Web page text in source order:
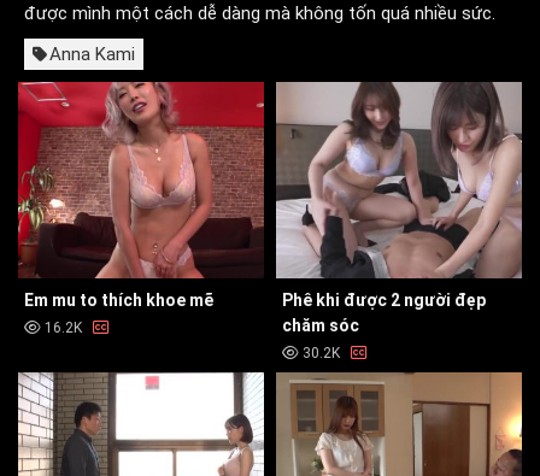
được mình một cách dễ dàng mà không tốn quá nhiều sức.
Anna Kami
Em mu to thích khoe mẽ
16.2K
Phê khi được 2 người đẹp
chăm sóc
30.2K